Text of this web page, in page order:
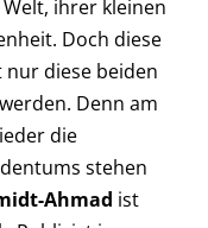
Ahmad ist